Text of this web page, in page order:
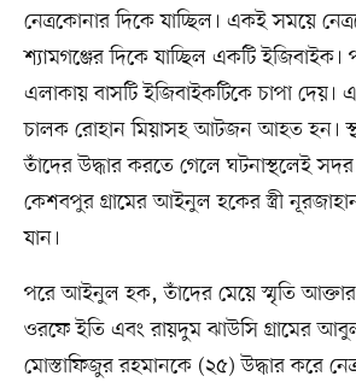
নেত্রকোনার দিকে যাচ্ছিল। একই সময়ে
শ্যামগঞ্জের দিকে যাচ্ছিল একটি ইজিবাইক।
এলাকায় বাসটি ইজিবাইকটিকে চাপা দেয়।
চালক রোহান মিয়াসহ আটজন আহত হন।
তাঁদের উদ্ধার করতে গেলে ঘটনাস্থলেই
কেশবপুর গ্রামের আইনুল হকের স্ত্রী
যান।
পরে আইনুল হক, তাঁদের মেয়ে স্মৃতি
ওরফে ইতি এবং রায়দুম ঝাউসি গ্রামের
মোস্তাফিজুর রহমানকে (২৫) উদ্ধার করে